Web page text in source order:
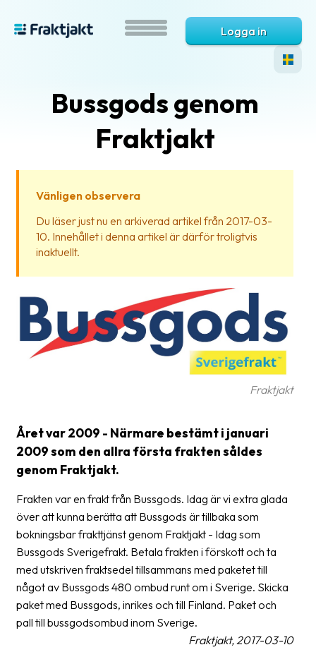
är
Fraktjakt?
Hjälp?
Vanliga
frågor
&
Frakthandlingar
Skrivarinställningar
Tulldeklarationer
Leveransvillkor
Upphämtningar
Manualer
Nedladdningar
Logga in
Bussgods genom
Fraktjakt
Vänligen observera
Du läser just nu en arkiverad artikel från 2017-03-
10. Innehållet i denna artikel är därför troligtvis
inaktuellt.
Fraktjakt
Året var 2009 - Närmare bestämt i januari
2009 som den allra första frakten såldes
genom Fraktjakt.
Frakten var en frakt från Bussgods. Idag är vi extra glada
över att kunna berätta att Bussgods är tillbaka som
bokningsbar frakttjänst genom Fraktjakt - Idag som
Bussgods Sverigefrakt. Betala frakten i förskott och ta
med utskriven fraktsedel tillsammans med paketet till
något av Bussgods 480 ombud runt om i Sverige. Skicka
paket med Bussgods, inrikes och till Finland. Paket och
pall till bussgodsombud inom Sverige.
Fraktjakt, 2017-03-10